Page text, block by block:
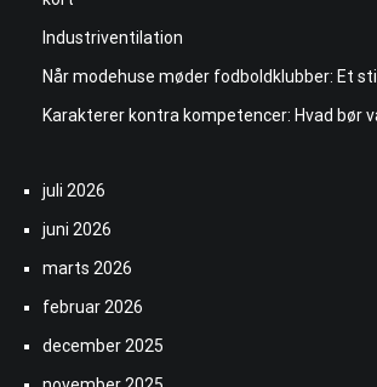
Industriventilation
Når modehuse møder fodboldklubber: Et
Karakterer kontra kompetencer: Hvad bør
juli 2026
juni 2026
marts 2026
februar 2026
december 2025